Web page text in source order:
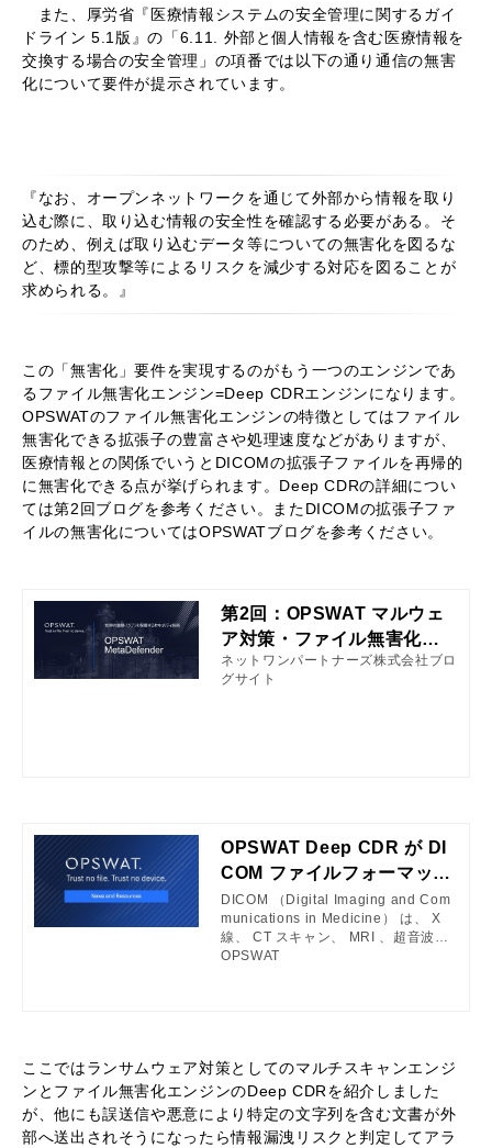
また、厚労省『医療情報システムの安全管理に関するガイ
ドライン 5.1版』の「6.11. 外部と個人情報を含む医療情報を
交換する場合の安全管理」の項番では以下の通り通信の無害
化について要件が提示されています。
『なお、オープンネットワークを通じて外部から情報を取り
込む際に、取り込む情報の安全性を確認する必要がある。そ
のため、例えば取り込むデータ等についての無害化を図るな
ど、標的型攻撃等によるリスクを減少する対応を図ることが
求められる。』
この「無害化」要件を実現するのがもう一つのエンジンであ
るファイル無害化エンジン=Deep CDRエンジンになります。
OPSWATのファイル無害化エンジンの特徴としてはファイル
無害化できる拡張子の豊富さや処理速度などがありますが、
医療情報との関係でいうとDICOMの拡張子ファイルを再帰的
に無害化できる点が挙げられます。Deep CDRの詳細につい
ては第2回ブログを参考ください。またDICOMの拡張子ファ
イルの無害化についてはOPSWATブログを参考ください。
第2回：OPSWAT マルウェ
ア対策・ファイル無害化エ
ンジンのご紹介
ネットワンパートナーズ株式会社ブロ
グサイト
OPSWAT Deep CDR が DI
COM ファイルフォーマット
をサポート
DICOM （Digital Imaging and Com
munications in Medicine） は、 X
線、 CT スキャン、 MRI 、超音波な
どの医用画像情報を転送、保存、取
潜ませることはできるでしょうか? DI
COM ファイルヘッダーは、 128 バイ
トのファイルプリアンブルとそれに続
く 4 バイトの DICOM…
OPSWAT
ここではランサムウェア対策としてのマルチスキャンエンジ
ンとファイル無害化エンジンのDeep CDRを紹介しました
が、他にも誤送信や悪意により特定の文字列を含む文書が外
部へ送出されそうになったら情報漏洩リスクと判定してアラ